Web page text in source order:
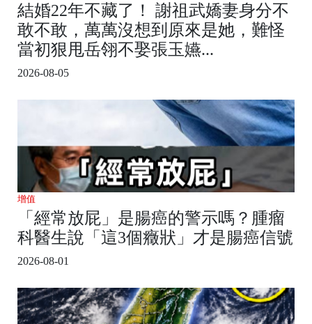
結婚22年不藏了！ 謝祖武嬌妻身分不
敢不敢，萬萬沒想到原來是她，難怪
當初狠甩岳翎不娶張玉嬿...
2026-08-05
增值
「經常放屁」是腸癌的警示嗎？腫瘤
科醫生說「這3個癥狀」才是腸癌信號
2026-08-01